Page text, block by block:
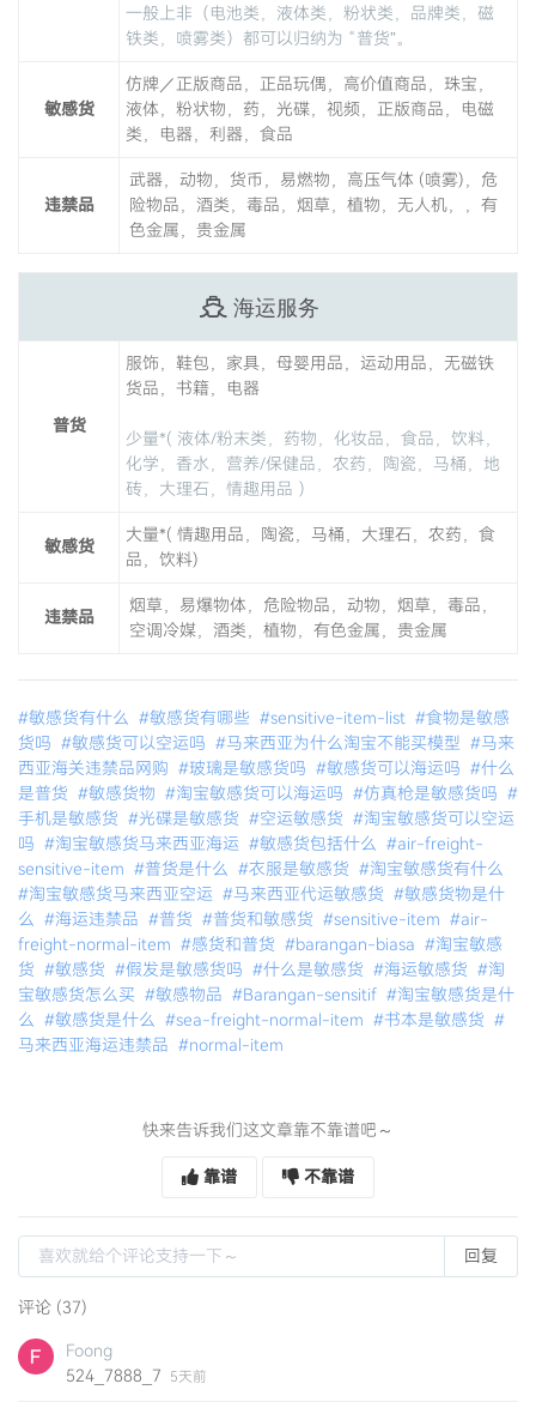
一般上非（电池类，液体类，粉状类，品牌类，磁
铁类，喷雾类）都可以归纳为 “普货”。
敏感货
仿牌／正版商品，正品玩偶，高价值商品，珠宝，
液体，粉状物，药，光碟，视频，正版商品，电磁
类，电器，利器，食品
违禁品
武器，动物，货币，易燃物，高压气体 (喷雾)，危
险物品，酒类，毒品，烟草，植物，无人机，，有
色金属，贵金属
海运服务
普货
服饰，鞋包，家具，母婴用品，运动用品，无磁铁
货品，书籍，电器
少量*( 液体/粉末类，药物，化妆品，食品，饮料，
化学，香水，营养/保健品，农药，陶瓷，马桶，地
砖，大理石，情趣用品 ）
敏感货
大量*( 情趣用品，陶瓷，马桶，大理石，农药，食
品，饮料)
违禁品
烟草，易爆物体，危险物品，动物，烟草，毒品，
空调冷媒，酒类，植物，有色金属，贵金属
#敏感货有什么 #敏感货有哪些 #sensitive-item-list #食物是敏感
货吗 #敏感货可以空运吗 #马来西亚为什么淘宝不能买模型 #马来
西亚海关违禁品网购 #玻璃是敏感货吗 #敏感货可以海运吗 #什么
是普货 #敏感货物 #淘宝敏感货可以海运吗 #仿真枪是敏感货吗 #
手机是敏感货 #光碟是敏感货 #空运敏感货 #淘宝敏感货可以空运
吗 #淘宝敏感货马来西亚海运 #敏感货包括什么 #air-freight-
sensitive-item #普货是什么 #衣服是敏感货 #淘宝敏感货有什么
#淘宝敏感货马来西亚空运 #马来西亚代运敏感货 #敏感货物是什
么 #海运违禁品 #普货 #普货和敏感货 #sensitive-item #air-
freight-normal-item #感货和普货 #barangan-biasa #淘宝敏感
货 #敏感货 #假发是敏感货吗 #什么是敏感货 #海运敏感货 #淘
宝敏感货怎么买 #敏感物品 #Barangan-sensitif #淘宝敏感货是什
么 #敏感货是什么 #sea-freight-normal-item #书本是敏感货 #
马来西亚海运违禁品 #normal-item
快来告诉我们这文章靠不靠谱吧～
靠谱 不靠谱
回复
评论 (37)
Foong
524_7888_7
5天前